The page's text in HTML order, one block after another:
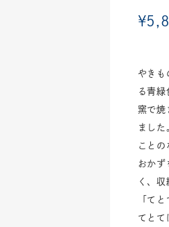
ポット／急須／
ボンボニエール動
¥
やきも
る青
窯で焼
まし
こと
おかず
く、収
「て
てとて